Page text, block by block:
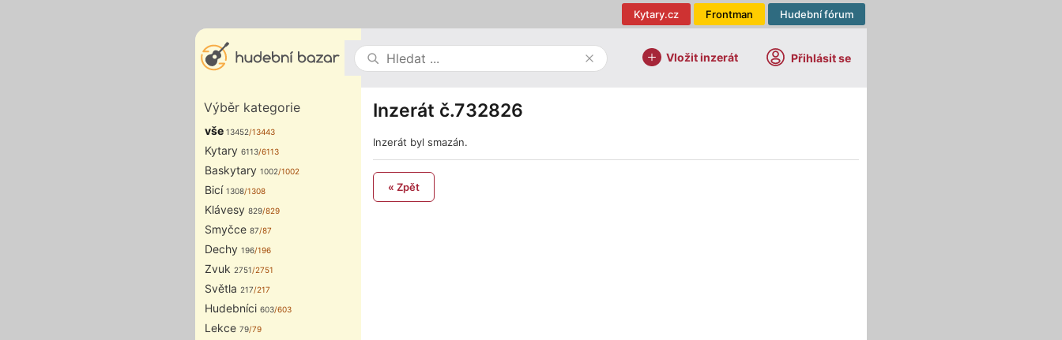
Hudební fórum
Frontman
Kytary.cz
Vložit inzerát Přihlásit se
Výběr kategorie
vše 13452/13443
Kytary 6113/6113
Baskytary 1002/1002
Bicí 1308/1308
Klávesy 829/829
Smyčce 87/87
Dechy 196/196
Zvuk 2751/2751
Světla 217/217
Hudebníci 603/603
Lekce 79/79
Inzerát č.732826
Inzerát byl smazán.
« Zpět